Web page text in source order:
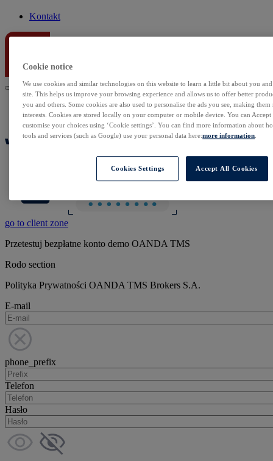
Kontakt
go to client zone
Przetestuj bezpłatne konto demo OANDA TMS
Rodo section
Polityka Prywatności OANDA TMS Brokers S.A.
E-mail
phone_prefix
Telefon
Hasło
Cookie notice
We use cookies and similar technologies on this website to learn a little bit about you
site. This helps us improve your browsing experience and allows us to offer better
you and others. Some cookies are also used to personalise the ads you see, making
interests. Cookies are stored locally on your computer or mobile device. You can
customise your choices using ‘Cookie settings’. You can find more information about
tools and services (such as Google) use your personal data here:more information
Cookies Settings Accept All Cookies